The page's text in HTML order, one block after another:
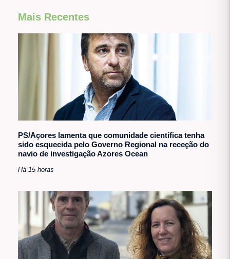
Mais Recentes
PS/Açores lamenta que comunidade científica tenha
sido esquecida pelo Governo Regional na receção do
navio de investigação Azores Ocean
Há 15 horas